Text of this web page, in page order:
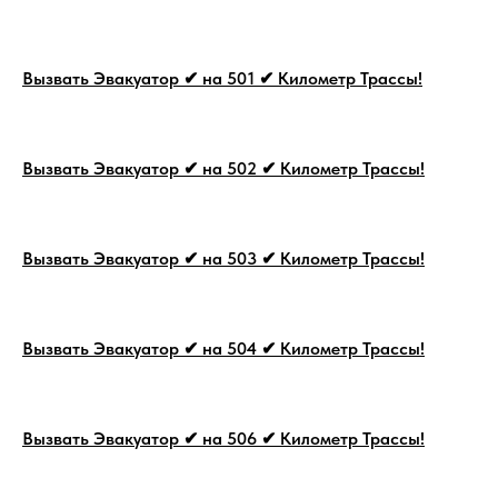
Вызвать Эвакуатор ✔ на 501 ✔ Километр Трассы!
Вызвать Эвакуатор ✔ на 502 ✔ Километр Трассы!
Вызвать Эвакуатор ✔ на 503 ✔ Километр Трассы!
Вызвать Эвакуатор ✔ на 504 ✔ Километр Трассы!
Вызвать Эвакуатор ✔ на 506 ✔ Километр Трассы!